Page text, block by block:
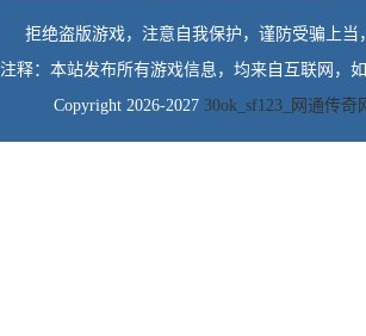
拒绝盗版游戏，注意自我保护，谨防受骗上
注释：本站发布所有游戏信息，均来自互联网，
Copyright 2026-2027 30ok_sf123_网通传奇